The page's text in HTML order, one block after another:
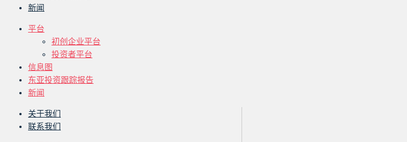
新闻
平台
初创企业平台
投资者平台
信息图
东亚投资跟踪报告
新闻
关于我们
联系我们